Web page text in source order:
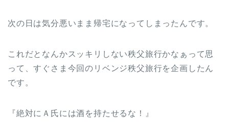
次の日は気分悪いまま帰宅になってしまったんです。
これだとなんかスッキリしない秩父旅行かなぁって思
って、すぐさま今回のリベンジ秩父旅行を企画したん
です。
『絶対にＡ氏には酒を持たせるな！』